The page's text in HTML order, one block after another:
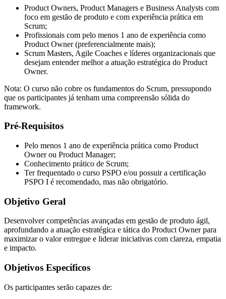
Product Owners, Product Managers e Business Analysts com
foco em gestão de produto e com experiência prática em
Scrum;
Profissionais com pelo menos 1 ano de experiência como
Product Owner (preferencialmente mais);
Scrum Masters, Agile Coaches e líderes organizacionais que
desejam entender melhor a atuação estratégica do Product
Owner.
Nota: O curso não cobre os fundamentos do Scrum, pressupondo
que os participantes já tenham uma compreensão sólida do
framework.
Pré-Requisitos
Pelo menos 1 ano de experiência prática como Product
Owner ou Product Manager;
Conhecimento prático de Scrum;
Ter frequentado o curso PSPO e/ou possuir a certificação
PSPO I é recomendado, mas não obrigatório.
Objetivo Geral
Desenvolver competências avançadas em gestão de produto ágil,
aprofundando a atuação estratégica e tática do Product Owner para
maximizar o valor entregue e liderar iniciativas com clareza, empatia
e impacto.
Objetivos Específicos
Os participantes serão capazes de: